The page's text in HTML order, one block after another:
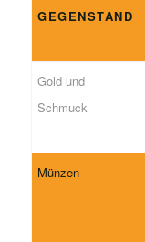
GEGENSTAND
Gold und
Schmuck
Münzen